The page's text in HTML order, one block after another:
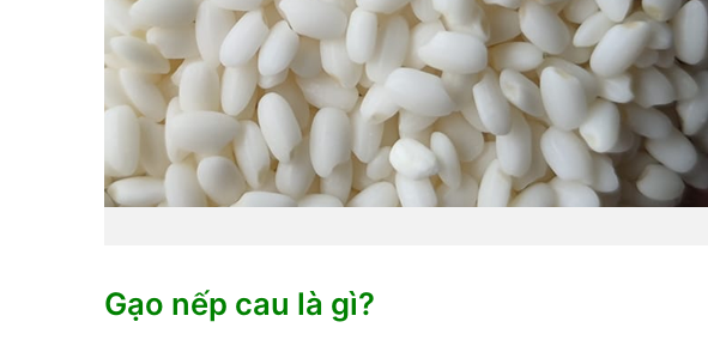
Gạo nếp cau là gì?